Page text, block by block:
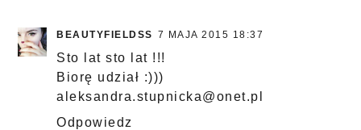
BEAUTYFIELDSS 7 MAJA 2015 18:37
Sto lat sto lat !!!
Biorę udział :)))
aleksandra.stupnicka@onet.pl
Odpowiedz